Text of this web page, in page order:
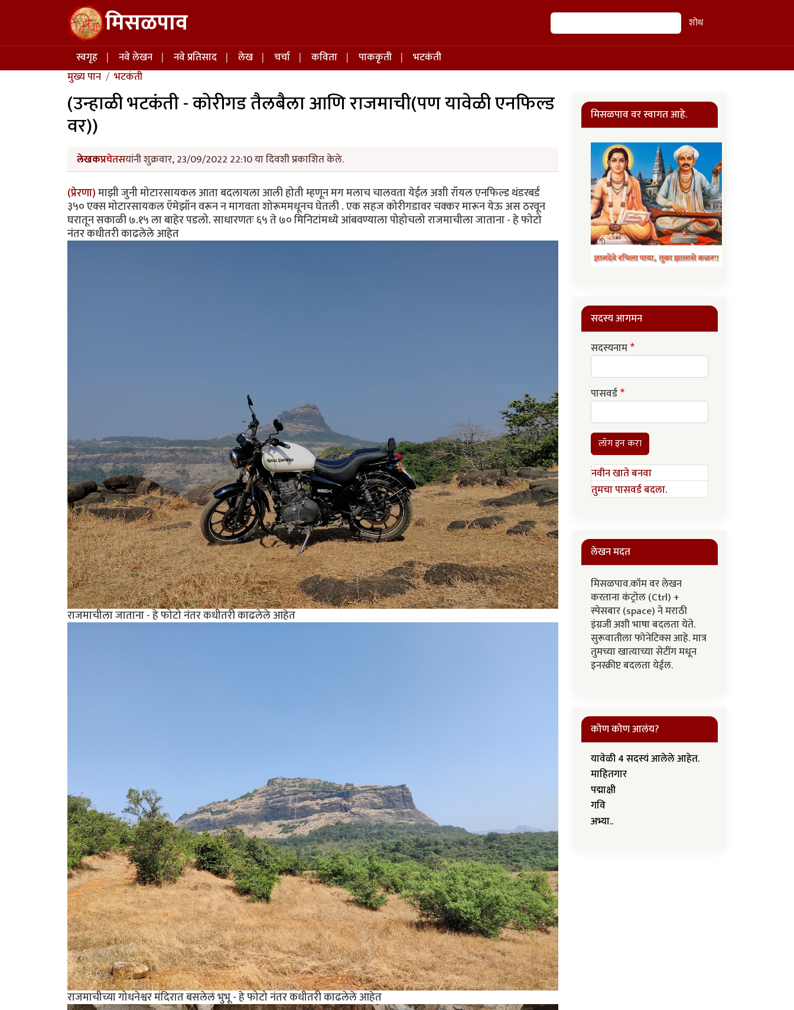
Skip to main content मिसळपाव शोध शोध
Main navigation
स्वगृह नवे लेखन नवे प्रतिसाद लेख चर्चा कविता पाककृती
भटकंती
मुख्य पान
भटकंती
(उन्हाळी भटकंती - कोरीगड तैलबैला आणि राजमाची(पण यावेळी एनफिल्ड
वर))
लेखकप्रचेतसयांनी शुक्रवार, 23/09/2022 22:10 या दिवशी प्रकाशित केले.
(प्रेरणा)माझी जुनी मोटारसायकल आता बदलायला आली होती म्हणून मग मलाच चालवता येईल अशी रॉयल एनफिल्ड थंडरबर्ड
३५० एक्स मोटारसायकल ऍमेझॉन वरून न मागवता शोरूममधूनच घेतली . एक सहज कोरीगडावर चक्कर मारून येऊ अस ठरवून
घरातून सकाळी ७.१५ ला बाहेर पडलो. साधारणतः ६५ ते ७० मिनिटांमध्ये आंबवण्याला पोहोचलो राजमाचीला जाताना - हे फोटो
नंतर कधीतरी काढलेले आहेत
राजमाचीला जाताना - हे फोटो नंतर कधीतरी काढलेले आहेत
राजमाचीच्या गोधनेश्वर मंदिरात बसलेलं भुभू - हे फोटो नंतर कधीतरी काढलेले आहेत
मिसळपाव वर स्वागत आहे.
सदस्य आगमन
सदस्यनाम
पासवर्ड
लॉग इन करा
नवीन खाते बनवा
तुमचा पासवर्ड बदला.
लेखन मदत
मिसळपाव.कॉम वर लेखन
करताना कंट्रोल (Ctrl) +
स्पेसबार (space) ने मराठी
इंग्रजी अशी भाषा बदलता येते.
सुरूवातीला फोनेटिक्स आहे. मात्र
तुमच्या खात्याच्या सेटींग मधून
इनस्क्रीप्ट बदलता येईल.
कोण कोण आलंय?
यावेळी 4 सदस्यं आलेले आहेत.
माहितगार
पद्माक्षी
गवि
अभ्या..